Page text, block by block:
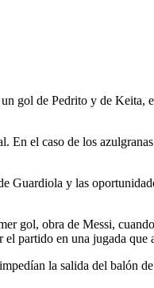
gol de Pedrito y de Keita,
En el caso de los
y las
gol, obra de Messi,
partido en una jugada que
la salida del balón